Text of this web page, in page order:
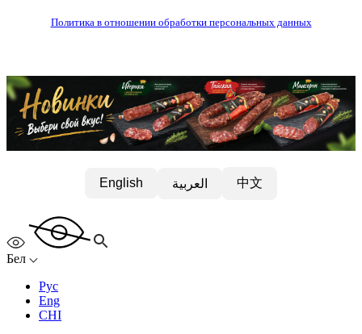
Политика в отношении обработки персональных данных
English العربية 中文
Бел
Рус
Eng
CHI